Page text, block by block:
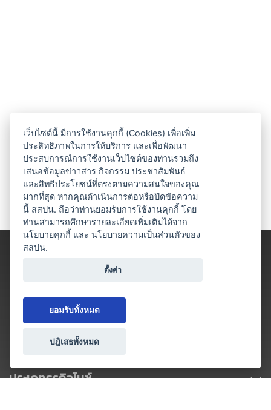
ประเภทธุรกิจไมซ์
เว็บไซต์นี้ มีการใช้งานคุกกี้ (Cookies) เพื่อเพิ่ม
ประสิทธิภาพในการให้บริการ และเพื่อพัฒนา
ประสบการณ์การใช้งานเว็บไซต์ของท่านรวมถึง
เสนอข้อมูลข่าวสาร กิจกรรม ประชาสัมพันธ์
และสิทธิประโยชน์ที่ตรงตามความสนใจของคุณ
มากที่สุด หากคุณดำเนินการต่อหรือปิดข้อความ
นี้ สสปน. ถือว่าท่านยอมรับการใช้งานคุกกี้ โดย
ท่านสามารถศึกษารายละเอียดเพิ่มเติมได้จาก
นโยบายคุกกี้ และนโยบายความเป็นส่วนตัวของ
สสปน.
ตั้งค่า
ยอมรับทั้งหมด
ปฎิเสธทั้งหมด